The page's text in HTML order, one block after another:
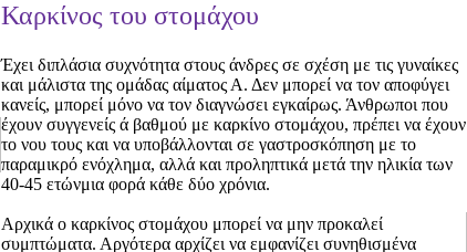
Καρκίνος του στομάχου
Έχει διπλάσια συχνότητα στους άνδρες σε σχέση με τις γυναίκες
και μάλιστα της ομάδας αίματος Α. Δεν μπορεί να τον αποφύγει
κανείς, μπορεί μόνο να τον διαγνώσει εγκαίρως. Άνθρωποι που
έχουν συγγενείς ά βαθμού με καρκίνο στομάχου, πρέπει να έχουν
το νου τους και να υποβάλλονται σε γαστροσκόπηση με το
παραμικρό ενόχλημα, αλλά και προληπτικά μετά την ηλικία των
40-45 ετώνμια φορά κάθε δύο χρόνια.
Αρχικά ο καρκίνος στομάχου μπορεί να μην προκαλεί
συμπτώματα. Αργότερα αρχίζει να εμφανίζει συνηθισμένα